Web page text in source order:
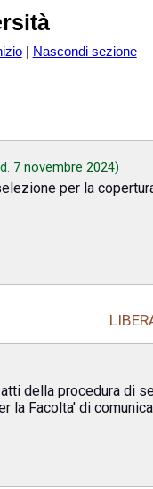
| Nascondi sezione
7 novembre 2024)
per la
della procedura di
la Facolta' di